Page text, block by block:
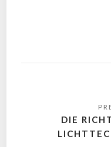
DIE